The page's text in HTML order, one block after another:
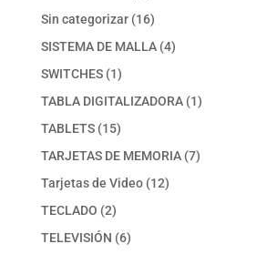
productos
Sin categorizar 1616
productos
SISTEMA DE MALLA 44
SWITCHES 11
producto
TABLA DIGITALIZADORA 11
TABLETS 1515
productos
TARJETAS DE MEMORIA 77
Tarjetas de Video 1212
TECLADO 22
productos
TELEVISIÓN 66